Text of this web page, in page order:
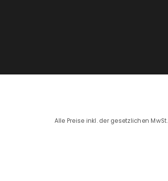
Alle Preise inkl. der gesetzlichen MwSt.